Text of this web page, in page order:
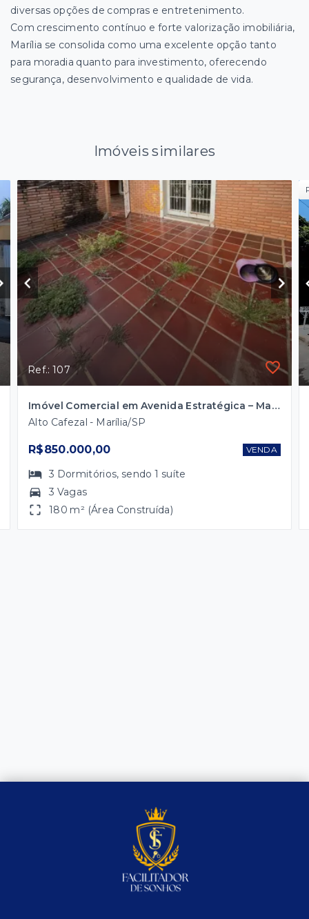
diversas opções de compras e entretenimento.
Com crescimento contínuo e forte valorização imobiliária,
Marília se consolida como uma excelente opção tanto
para moradia quanto para investimento, oferecendo
segurança, desenvolvimento e qualidade de vida.
Imóveis similares
Ref.: 107
Imóvel Comercial em Avenida Estratégica – Marília/SP
Alto Cafezal - Marília/SP
R$850.000,00 VENDA
3 Dormitórios, sendo1 suíte
3 Vagas
180 m² (Área Construída)